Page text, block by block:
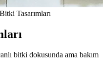
Tasarımları
bitki dokusunda ama bakım